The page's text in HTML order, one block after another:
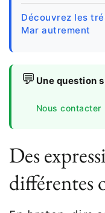
Découvrez les
Mar autrement
💬 Une question
Nous contacter
Des
différentes